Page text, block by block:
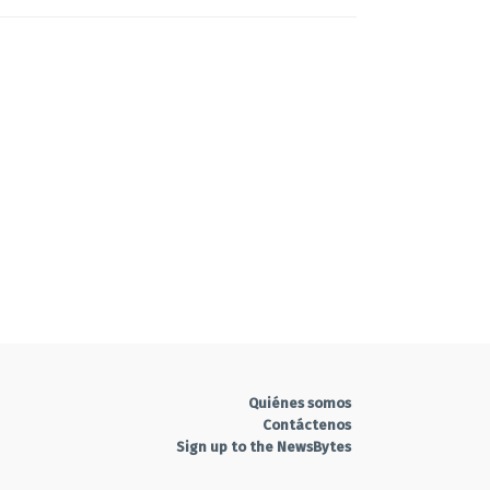
No aprobada
Quiénes somos
Contáctenos
Sign up to the NewsBytes